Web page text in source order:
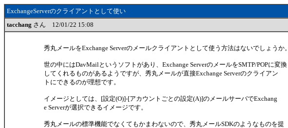
ExchangeServerのクライアントとして使い
tacchang さん 12/01/22 15:08
秀丸メールをExchange Serverのメールクライアントとして使う方法はないでしょうか。
世の中にはDavMailというソフトがあり、Exchange ServerのメールをSMTP/POPに変換
してくれるものがあるようですが、秀丸メールが直接Exchange Serverのクライアン
トにできるのが理想です。
イメージとしては、[設定(O)]-[アカウントごとの設定(A)]のメールサーバでExchang
e Serverが選択できるイメージです。
秀丸メールの標準機能でなくてもかまわないので、秀丸メールSDKのようなものを提